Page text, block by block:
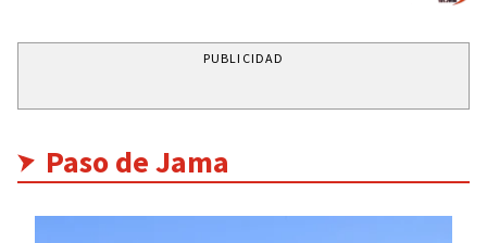
PUBLICIDAD
Paso de Jama